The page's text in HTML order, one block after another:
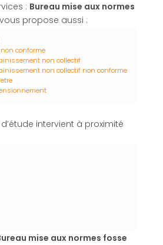
: Bureau mise aux normes
vous propose aussi :
conforme
non collectif
non collectif non conforme
d’étude intervient à proximité
mise aux normes fosse